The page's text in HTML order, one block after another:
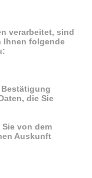
verarbeitet, sind
Ihnen folgende
die Sie
von dem
Auskunft